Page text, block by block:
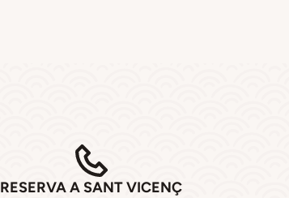
RESERVA A SANT VICENÇ